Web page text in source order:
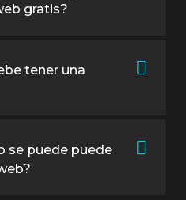
gratis?
tener una
se puede puede